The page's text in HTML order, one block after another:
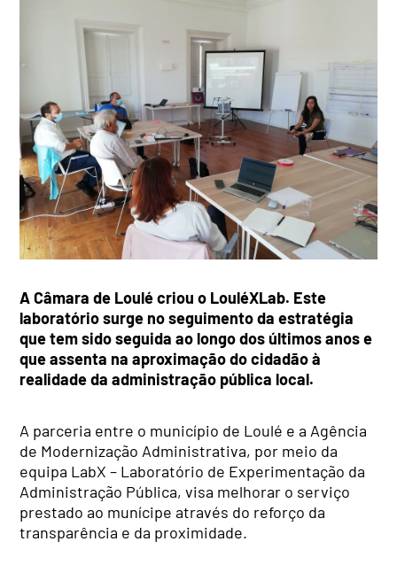
A Câmara de Loulé criou o LouléXLab. Este
laboratório surge no seguimento da estratégia
que tem sido seguida ao longo dos últimos anos e
que assenta na aproximação do cidadão à
realidade da administração pública local.
A parceria entre o município de Loulé e a Agência
de Modernização Administrativa, por meio da
equipa LabX – Laboratório de Experimentação da
Administração Pública, visa melhorar o serviço
prestado ao munícipe através do reforço da
transparência e da proximidade.